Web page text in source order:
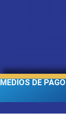
MEDIOS DE PAGO